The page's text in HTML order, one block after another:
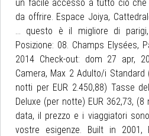
un facile accesso a tutto ciò
da offrire. Espace Joiya,
... questo è il migliore di
Posizione: 08. Champs Elysées,
2014 Check-out: dom 27 apr,
Camera, Max 2 Adulto/i Standard
notti per EUR 2.450,88) Tasse
Deluxe (per notte) EUR 362,73, (8
data, il prezzo e i viaggiatori
vostre esigenze. Built in